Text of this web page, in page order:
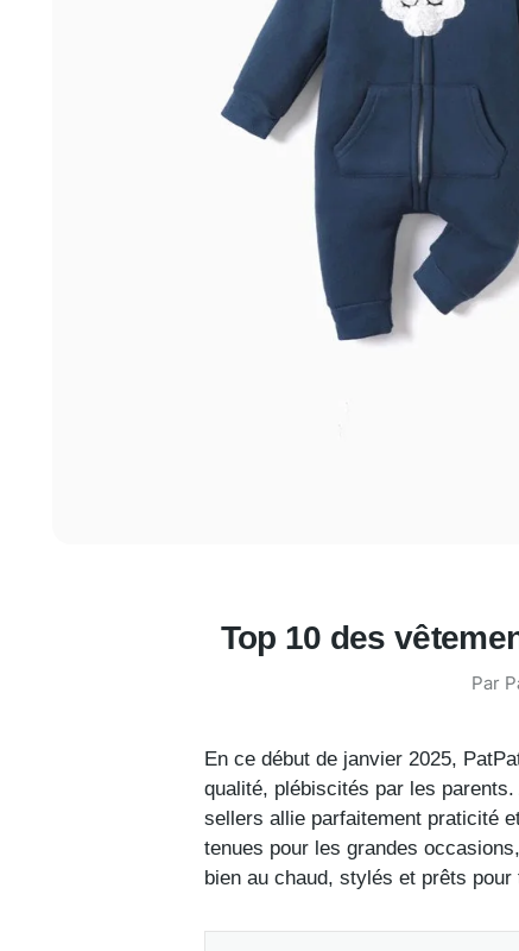
Top 10 des
Par
En ce début de janvier 2025,
qualité, plébiscités par les
sellers allie parfaitement praticité
tenues pour les grandes
bien au chaud, stylés et prêts